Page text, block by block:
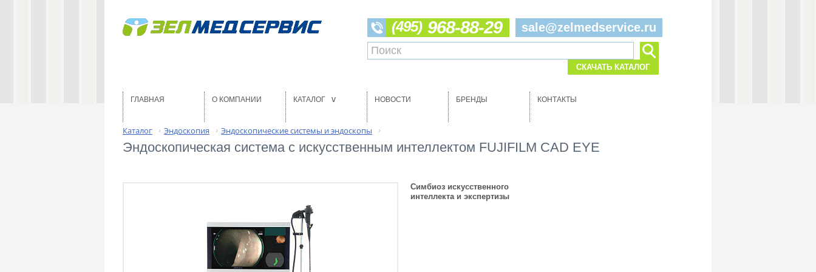
(495) 968-88-29 sale@zelmedservice.ru
СКАЧАТЬ КАТАЛОГ
Каталог › Эндоскопия › Эндоскопические системы и эндоскопы ›
Эндоскопическая система с искусственным интеллектом FUJIFILM CAD EYE
ГЛАВНАЯ О КОМПАНИИ КАТАЛОГ > НОВОСТИ БРЕНДЫ КОНТАКТЫ
Симбиоз искусственного
интеллекта и экспертизы